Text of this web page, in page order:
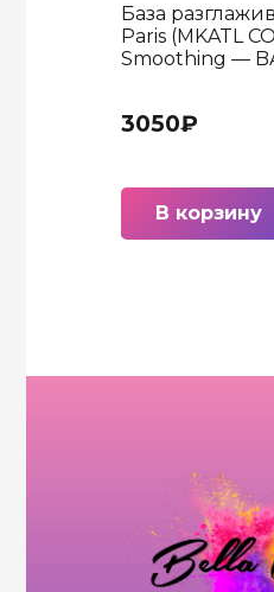
База
Paris (MKATL
Smoothing —
3050₽
В корзину